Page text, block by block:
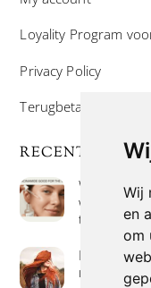
Wij
en
om
Loyality Program
Privacy Policy
Terugbetaal- en
RECENTE
Wat is
waarom
te vinden is
Hoe verf je
met henna